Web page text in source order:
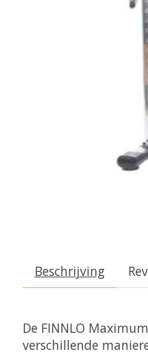
Beschrijving
De FINNLO
verschillende